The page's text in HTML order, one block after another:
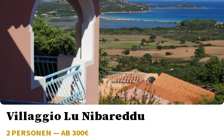
Villaggio Lu Nibareddu
2 PERSONEN — AB 300€